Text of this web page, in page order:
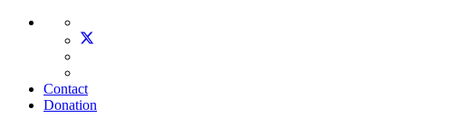
Contact
Donation